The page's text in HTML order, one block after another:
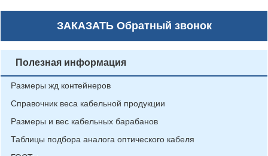
ЗАКАЗАТЬОбратный звонок
Полезная информация
Размеры жд контейнеров
Справочник веса кабельной продукции
Размеры и вес кабельных барабанов
Таблицы подбора аналога оптического кабеля